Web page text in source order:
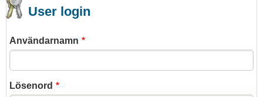
User login
Användarnamn
Lösenord